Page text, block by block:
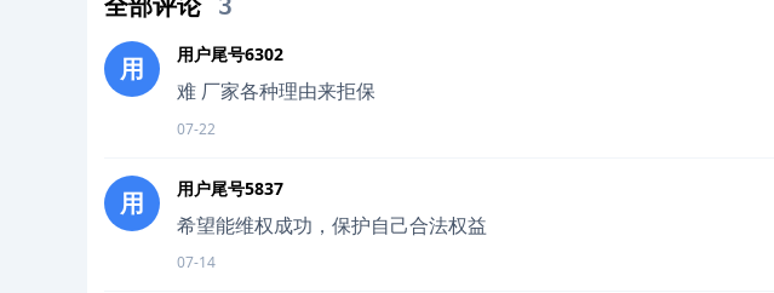
3
用 用户尾号6302
难 厂家各种理由来拒保
07-22
用 用户尾号5837
希望能维权成功，保护自己合法权益
07-14